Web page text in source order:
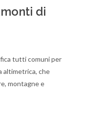
di
tutti comuni per
altimetrica, che
montagne e